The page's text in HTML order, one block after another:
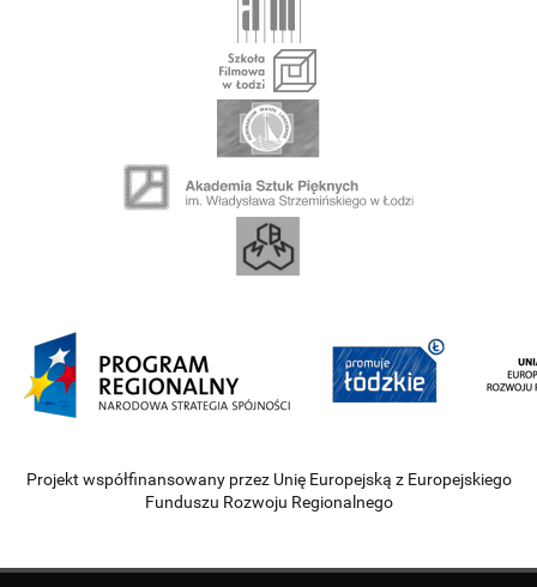
Projekt współfinansowany przez Unię Europejską z Europejskiego
Funduszu Rozwoju Regionalnego